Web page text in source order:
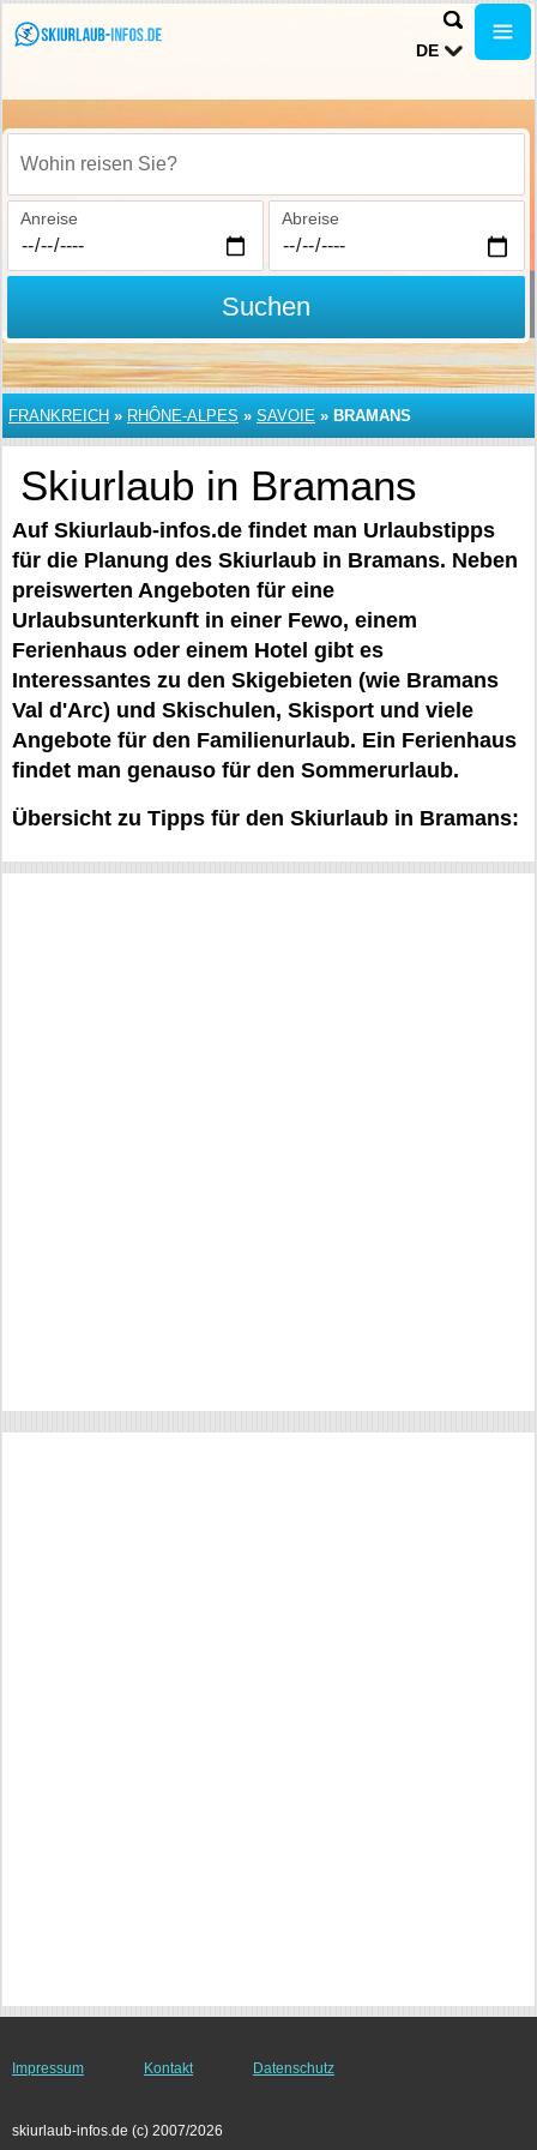
DE
Wohin reisen Sie?
Anreise Abreise
Suchen
FRANKREICH » RHÔNE-ALPES » SAVOIE » BRAMANS
Skiurlaub in Bramans
Auf Skiurlaub-infos.de findet man Urlaubstipps
für die Planung des Skiurlaub in Bramans. Neben
preiswerten Angeboten für eine
Urlaubsunterkunft in einer Fewo, einem
Ferienhaus oder einem Hotel gibt es
Interessantes zu den Skigebieten (wie Bramans
Val d'Arc) und Skischulen, Skisport und viele
Angebote für den Familienurlaub. Ein Ferienhaus
findet man genauso für den Sommerurlaub.
Übersicht zu Tipps für den Skiurlaub in Bramans:
Impressum Kontakt Datenschutz
skiurlaub-infos.de (c) 2007/2026